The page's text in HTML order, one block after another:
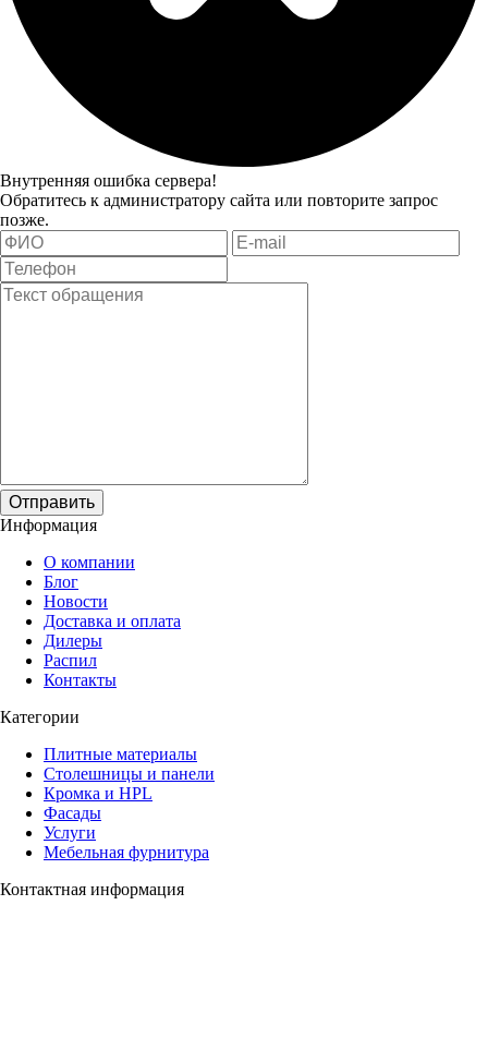
Внутренняя ошибка сервера!
Обратитесь к администратору сайта или повторите запрос
позже.
Отправить
Информация
О компании
Блог
Новости
Доставка и оплата
Дилеры
Распил
Контакты
Категории
Плитные материалы
Столешницы и панели
Кромка и HPL
Фасады
Услуги
Мебельная фурнитура
Контактная информация